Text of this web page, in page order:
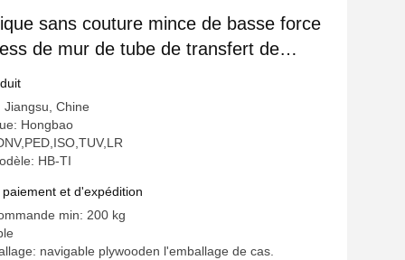
sans couture mince de basse force
de mur de tube de transfert de
médicale
Chine
Hongbao
HB-TI
et d'expédition
min: 200 kg
navigable plywooden l'emballage de cas.